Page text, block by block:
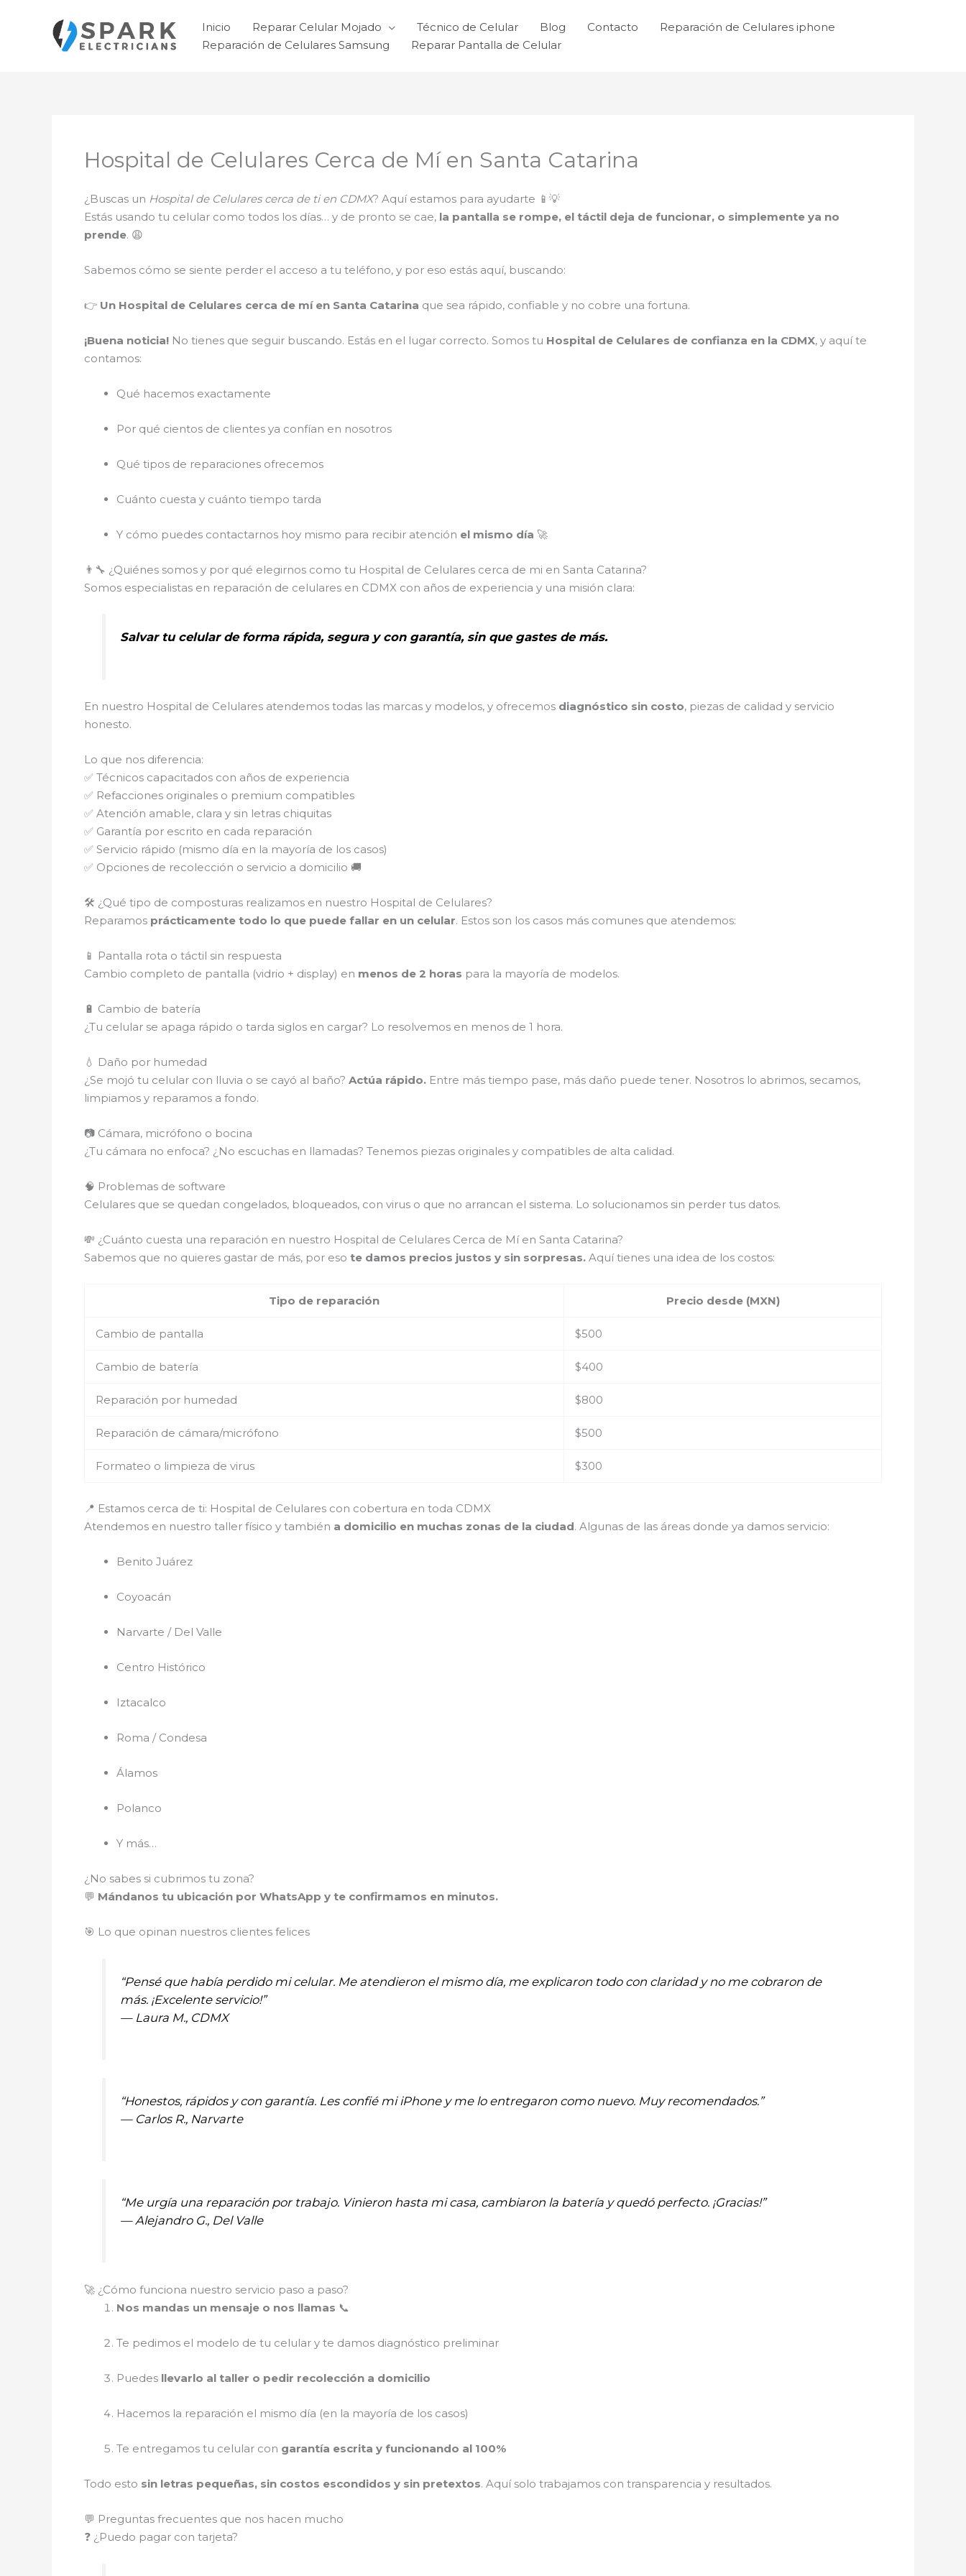
contenido
Inicio Reparar Celular Mojado Técnico de Celular Blog Contacto
Reparación de Celulares iphone
Reparación de Celulares Samsung
Reparar Pantalla de Celular
Hospital de Celulares Cerca de Mí en Santa Catarina
¿Buscas un Hospital de Celulares cerca de ti en CDMX? Aquí estamos para ayudarte 📱💡
Estás usando tu celular como todos los días… y de pronto se cae, la pantalla se rompe, el táctil deja de funcionar, o simplemente ya no
prende. 😩
Sabemos cómo se siente perder el acceso a tu teléfono, y por eso estás aquí, buscando:
👉 Un Hospital de Celulares cerca de mí en Santa Catarina que sea rápido, confiable y no cobre una fortuna.
¡Buena noticia! No tienes que seguir buscando. Estás en el lugar correcto. Somos tu Hospital de Celulares de confianza en la CDMX, y aquí te
contamos:
Qué hacemos exactamente
Por qué cientos de clientes ya confían en nosotros
Qué tipos de reparaciones ofrecemos
Cuánto cuesta y cuánto tiempo tarda
Y cómo puedes contactarnos hoy mismo para recibir atención el mismo día 🚀
👨‍🔧 ¿Quiénes somos y por qué elegirnos como tu Hospital de Celulares cerca de mi en Santa Catarina?
Somos especialistas en reparación de celulares en CDMX con años de experiencia y una misión clara:
Salvar tu celular de forma rápida, segura y con garantía, sin que gastes de más.
En nuestro Hospital de Celulares atendemos todas las marcas y modelos, y ofrecemos diagnóstico sin costo, piezas de calidad y servicio
honesto.
Lo que nos diferencia:
✅ Técnicos capacitados con años de experiencia
✅ Refacciones originales o premium compatibles
✅ Atención amable, clara y sin letras chiquitas
✅ Garantía por escrito en cada reparación
✅ Servicio rápido (mismo día en la mayoría de los casos)
✅ Opciones de recolección o servicio a domicilio 🚚
🛠️ ¿Qué tipo de composturas realizamos en nuestro Hospital de Celulares?
Reparamos prácticamente todo lo que puede fallar en un celular. Estos son los casos más comunes que atendemos:
📱 Pantalla rota o táctil sin respuesta
Cambio completo de pantalla (vidrio + display) en menos de 2 horas para la mayoría de modelos.
🔋 Cambio de batería
¿Tu celular se apaga rápido o tarda siglos en cargar? Lo resolvemos en menos de 1 hora.
💧 Daño por humedad
¿Se mojó tu celular con lluvia o se cayó al baño? Actúa rápido. Entre más tiempo pase, más daño puede tener. Nosotros lo abrimos, secamos,
limpiamos y reparamos a fondo.
📷 Cámara, micrófono o bocina
¿Tu cámara no enfoca? ¿No escuchas en llamadas? Tenemos piezas originales y compatibles de alta calidad.
🧠 Problemas de software
Celulares que se quedan congelados, bloqueados, con virus o que no arrancan el sistema. Lo solucionamos sin perder tus datos.
💸 ¿Cuánto cuesta una reparación en nuestro Hospital de Celulares Cerca de Mí en Santa Catarina?
Sabemos que no quieres gastar de más, por eso te damos precios justos y sin sorpresas. Aquí tienes una idea de los costos:
Tipo de reparación Precio desde (MXN)
Cambio de pantalla $500
Cambio de batería $400
Reparación por humedad $800
Reparación de cámara/micrófono $500
Formateo o limpieza de virus $300
📍 Estamos cerca de ti: Hospital de Celulares con cobertura en toda CDMX
Atendemos en nuestro taller físico y también a domicilio en muchas zonas de la ciudad. Algunas de las áreas donde ya damos servicio:
Benito Juárez
Coyoacán
Narvarte / Del Valle
Centro Histórico
Iztacalco
Roma / Condesa
Álamos
Polanco
Y más…
¿No sabes si cubrimos tu zona?
💬 Mándanos tu ubicación por WhatsApp y te confirmamos en minutos.
🎯 Lo que opinan nuestros clientes felices
“Pensé que había perdido mi celular. Me atendieron el mismo día, me explicaron todo con claridad y no me cobraron de
más. ¡Excelente servicio!”
— Laura M., CDMX
“Honestos, rápidos y con garantía. Les confié mi iPhone y me lo entregaron como nuevo. Muy recomendados.”
— Carlos R., Narvarte
“Me urgía una reparación por trabajo. Vinieron hasta mi casa, cambiaron la batería y quedó perfecto. ¡Gracias!”
— Alejandro G., Del Valle
🚀 ¿Cómo funciona nuestro servicio paso a paso?
Nos mandas un mensaje o nos llamas 📞
Te pedimos el modelo de tu celular y te damos diagnóstico preliminar
Puedes llevarlo al taller o pedir recolección a domicilio
Hacemos la reparación el mismo día (en la mayoría de los casos)
Te entregamos tu celular con garantía escrita y funcionando al 100%
Todo esto sin letras pequeñas, sin costos escondidos y sin pretextos. Aquí solo trabajamos con transparencia y resultados.
💬 Preguntas frecuentes que nos hacen mucho
❓ ¿Puedo pagar con tarjeta?